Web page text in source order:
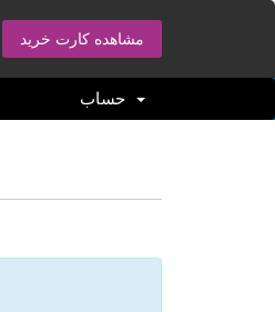
مشاهده کارت خرید